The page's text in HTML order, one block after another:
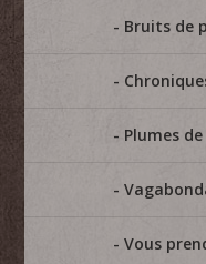
Bruits de
Plumes
Vous